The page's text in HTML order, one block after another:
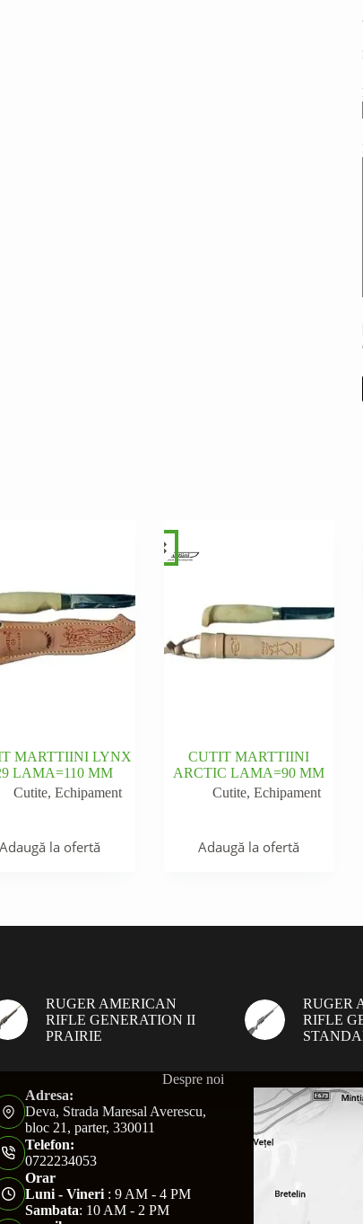
MARTTIINI LYNX
LAMA=110 MM
Cutite,Echipament
Adaugă la ofertă
CUTIT MARTTIINI
ARCTIC LAMA=90 MM
Cutite,Echipament
Adaugă la ofertă
RUGER AMERICAN
RIFLE GENERATION II
PRAIRIE
RUGER
RIFLE
Despre noi
Adresa:
Deva, Strada Maresal Averescu,
bloc 21, parter, 330011
Telefon:
0722234053
Orar
Luni - Vineri : 9 AM - 4 PM
Sambata: 10 AM - 2 PM